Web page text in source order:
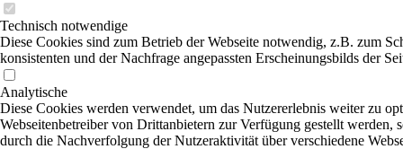
Technisch notwendige
Diese Cookies sind zum Betrieb der Webseite notwendig, z.B. zum
konsistenten und der Nachfrage angepassten Erscheinungsbilds der
Analytische
Diese Cookies werden verwendet, um das Nutzererlebnis weiter zu
Webseitenbetreiber von Drittanbietern zur Verfügung gestellt werden,
durch die Nachverfolgung der Nutzeraktivität über verschiedene